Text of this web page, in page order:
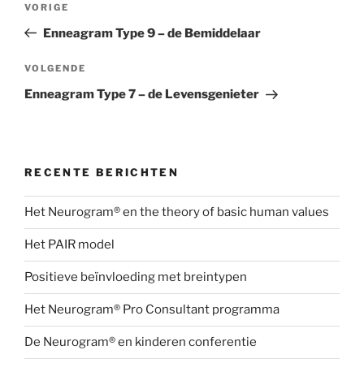
Vorig
bericht
VORIGE
Enneagram Type 9 – de Bemiddelaar
Volgend
bericht
VOLGENDE
Enneagram Type 7 – de Levensgenieter
RECENTE BERICHTEN
Het Neurogram® en the theory of basic human values
Het PAIR model
Positieve beïnvloeding met breintypen
Het Neurogram® Pro Consultant programma
De Neurogram® en kinderen conferentie